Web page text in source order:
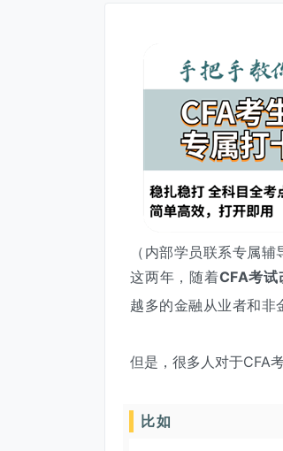
（内部学员联系专属辅
这两年，随着CFA考试
越多的金融从业者和非
但是，很多人对于CFA
比如